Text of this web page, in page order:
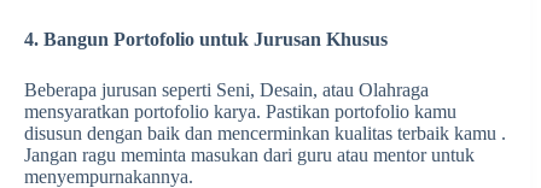
4. Bangun Portofolio untuk Jurusan Khusus
Beberapa jurusan seperti Seni, Desain, atau Olahraga
mensyaratkan portofolio karya. Pastikan portofolio kamu
disusun dengan baik dan mencerminkan kualitas terbaik kamu .
Jangan ragu meminta masukan dari guru atau mentor untuk
menyempurnakannya.